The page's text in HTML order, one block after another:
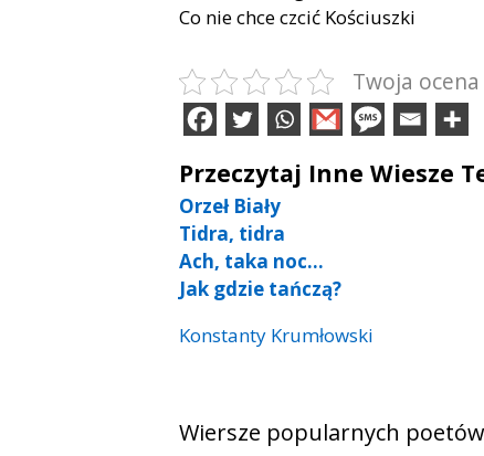
Co nie chce czcić Kościuszki
Twoja ocena
Przeczytaj Inne Wiesze
Orzeł Biały
Tidra, tidra
Ach, taka noc…
Jak gdzie tańczą?
Konstanty Krumłowski
Wiersze popularnych poetów